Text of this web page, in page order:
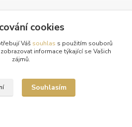
1500 Kč
kousky a poštovné zaplatíme za vás.
cookies
Váš souhlas s použitím souborů
informace týkající se Vašich
zájmů.
Souhlasím